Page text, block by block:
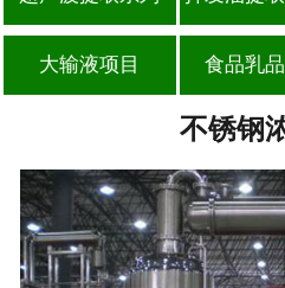
列
大输液项目 食品乳
不锈钢